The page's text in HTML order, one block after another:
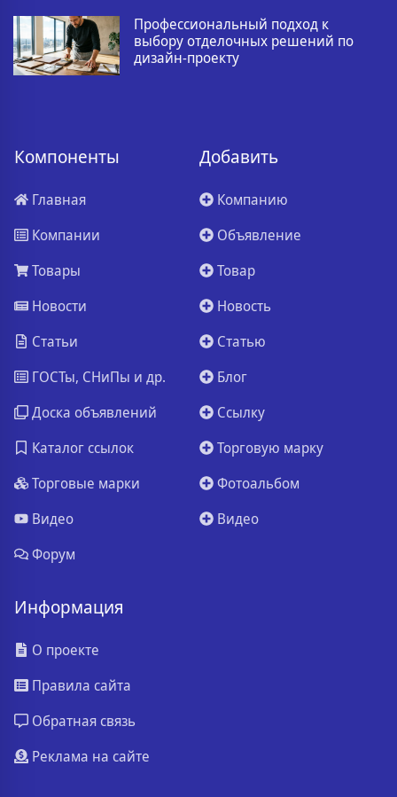
Профессиональный подход к
выбору отделочных решений по
дизайн-проекту
Компоненты
Главная
Компании
Товары
Новости
Статьи
ГОСТы, СНиПы и др.
Доска объявлений
Каталог ссылок
Торговые марки
Видео
Форум
Добавить
Компанию
Объявление
Товар
Новость
Статью
Блог
Ссылку
Торговую марку
Фотоальбом
Видео
Информация
О проекте
Правила сайта
Обратная связь
Реклама на сайте